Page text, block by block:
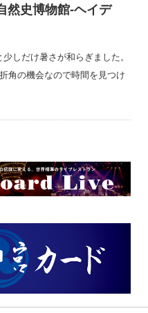
然史博物館-ヘイデ
しだけ暑さが和らぎました。
角の機会なので時間を見つけ